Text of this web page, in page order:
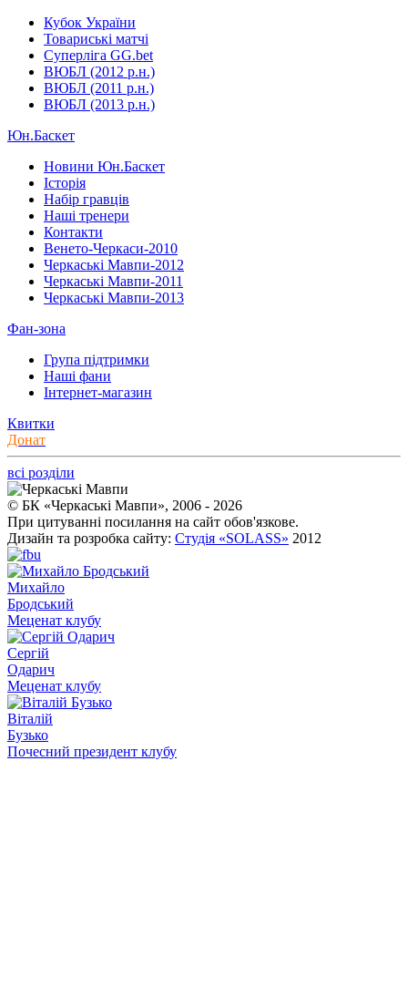
Кубок України
Товариські матчі
Суперліга GG.bet
ВЮБЛ (2012 р.н.)
ВЮБЛ (2011 р.н.)
ВЮБЛ (2013 р.н.)
Юн.Баскет
Новини Юн.Баскет
Історія
Набір гравців
Наші тренери
Контакти
Венето-Черкаси-2010
Черкаські Мавпи-2012
Черкаські Мавпи-2011
Черкаські Мавпи-2013
Фан-зона
Група підтримки
Наші фани
Інтернет-магазин
Квитки
Донат
всі розділи
© БК «Черкаські Мавпи», 2006 - 2026
При цитуванні посилання на сайт обов'язкове.
Дизайн та розробка сайту: Студія «SOLASS» 2012
Михайло
Бродський
Меценат клубу
Сергій
Одарич
Меценат клубу
Віталій
Бузько
Почесний президент клубу